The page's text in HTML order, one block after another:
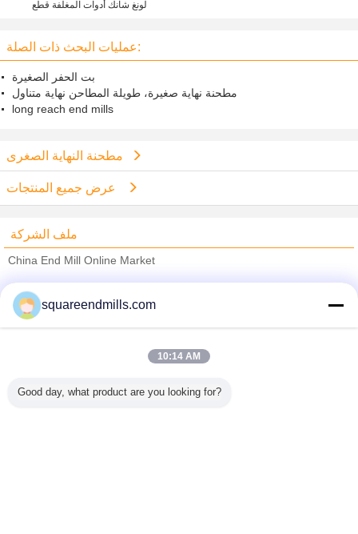
لونغ شانك أدوات المغلفة قطع
عمليات البحث ذات الصلة:
بت الحفر الصغيرة
مطحنة نهاية صغيرة، طويلة المطاحن نهاية متناول
long reach end mills
مطحنة النهاية الصغرى
ملف الشركة
China End Mill Online Market
Trust Seal
Verified Suplier
جميع المنتجات
squareendmills.com
10:14 AM
Good day, what product are you looking for?